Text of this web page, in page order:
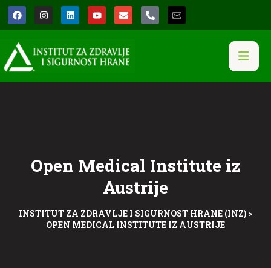
Open Medical Institute iz
Austrije
INSTITUT ZA ZDRAVLJE I SIGURNOST HRANE (INZ)>
OPEN MEDICAL INSTITUTE IZ AUSTRIJE